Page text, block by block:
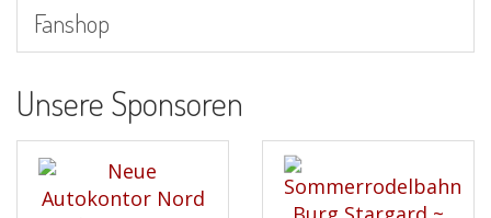
Fanshop
Unsere Sponsoren